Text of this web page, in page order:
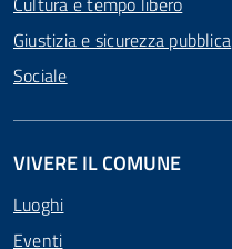
Giustizia e sicurezza pubblica
Sociale
VIVERE IL COMUNE
Luoghi
Eventi